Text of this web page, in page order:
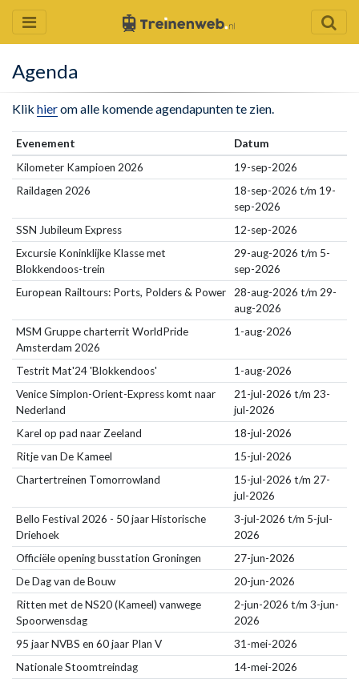
Agenda
Klik hierom alle komende agendapunten te zien.
Evenement
Datum
Kilometer Kampioen 2026
19-sep-2026
Raildagen 2026
18-sep-2026 t/m 19-
sep-2026
SSN Jubileum Express
12-sep-2026
Excursie Koninklijke Klasse met
Blokkendoos-trein
29-aug-2026 t/m 5-
sep-2026
European Railtours: Ports, Polders & Power
28-aug-2026 t/m 29-
aug-2026
MSM Gruppe charterrit WorldPride
Amsterdam 2026
1-aug-2026
Testrit Mat'24 'Blokkendoos'
1-aug-2026
Venice Simplon-Orient-Express komt naar
Nederland
21-jul-2026 t/m 23-
jul-2026
Karel op pad naar Zeeland
18-jul-2026
Ritje van De Kameel
15-jul-2026
Chartertreinen Tomorrowland
15-jul-2026 t/m 27-
jul-2026
Bello Festival 2026 - 50 jaar Historische
Driehoek
3-jul-2026 t/m 5-jul-
2026
Officiële opening busstation Groningen
27-jun-2026
De Dag van de Bouw
20-jun-2026
Ritten met de NS20 (Kameel) vanwege
Spoorwensdag
2-jun-2026 t/m 3-jun-
2026
95 jaar NVBS en 60 jaar Plan V
31-mei-2026
Nationale Stoomtreindag
14-mei-2026